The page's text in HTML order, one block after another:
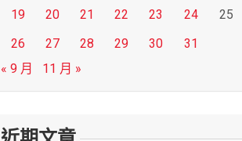
19
20 21 22 23 24
25
26
27 28 29 30
31
« 9 月
11 月 »